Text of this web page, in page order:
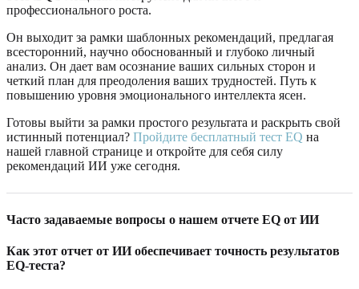
профессионального роста.
Он выходит за рамки шаблонных рекомендаций, предлагая
всесторонний, научно обоснованный и глубоко личный
анализ. Он дает вам осознание ваших сильных сторон и
четкий план для преодоления ваших трудностей. Путь к
повышению уровня эмоционального интеллекта ясен.
Готовы выйти за рамки простого результата и раскрыть свой
истинный потенциал? Пройдите бесплатный тест EQ на
нашей главной странице и откройте для себя силу
рекомендаций ИИ уже сегодня.
Часто задаваемые вопросы о нашем отчете EQ от ИИ
Как этот отчет от ИИ обеспечивает точность результатов
EQ-теста?